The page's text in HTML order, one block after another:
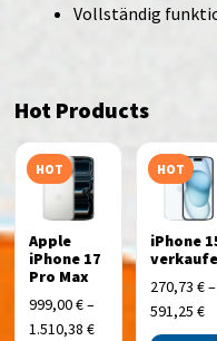
Vollständig
Hot Products
HOT
Apple
iPhone 17
Pro Max
999,00€–
1.510,38€
HOT
iPhone
270,73 €–
591,25 €